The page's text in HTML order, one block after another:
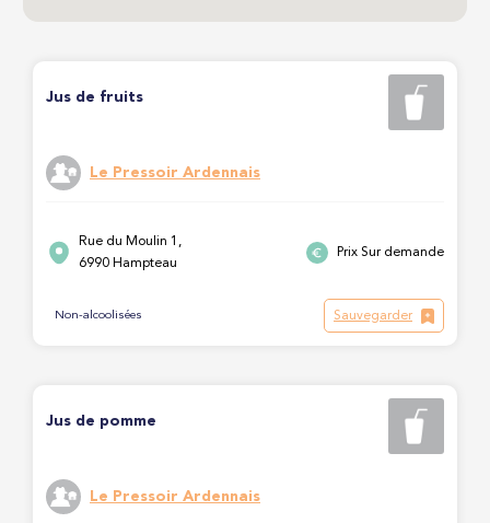
Jus de fruits
Le Pressoir Ardennais
Rue du Moulin 1,
6990 Hampteau
Prix Sur demande
Non-alcoolisées Sauvegarder
Jus de pomme
Le Pressoir Ardennais